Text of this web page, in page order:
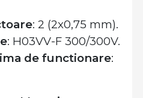
: 2 (2x0,75 mm).
: H03VV-F 300/300V.
de functionare: